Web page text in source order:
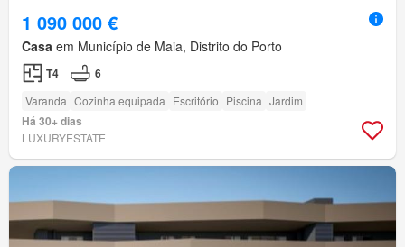
1 090 000 €
Casa em Município de Maia, Distrito do Porto
T4 6
Varanda Cozinha equipada Escritório Piscina Jardim
Há 30+ dias
LUXURYESTATE